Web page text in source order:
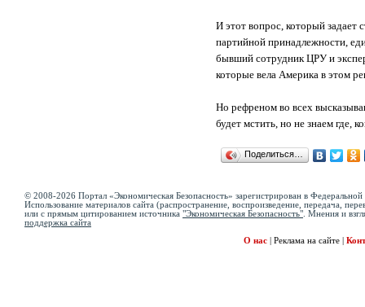
И этот вопрос, который задает
партийной принадлежности,
бывший сотрудник ЦРУ и
которые вела Америка в этом
Но рефреном во всех
будет мстить, но не знаем где,
Поделиться…
© 2008-2026 Портал «Экономическая Безопасность» зарегистрирован в
Использование материалов сайта (распространение, воспроизведение, передача,
или с прямым цитированием источника "Экономическая Безопасность" . Мнения и
поддержка сайта
О нас
Реклама на сайте